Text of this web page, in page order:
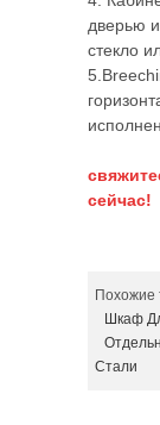
дверью
стекло
сейчас!
Похожие
Шкаф
Стали